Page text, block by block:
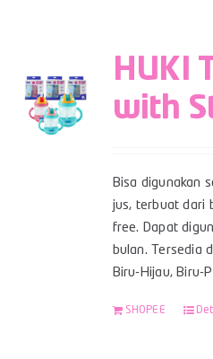
HUKI
with
Bisa digunakan
jus, terbuat dari
free. Dapat
bulan. Tersedia
Biru-Hijau, Biru-
SHOPEE